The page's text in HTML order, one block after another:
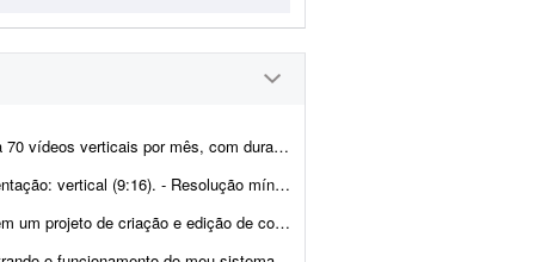
média de 30 a 60 segundos cada. O trabalho é simple...
mínima: 1080x1920. - Cada vídeo deve ter ...
para redes sociais, com possibilidade de novos projet...